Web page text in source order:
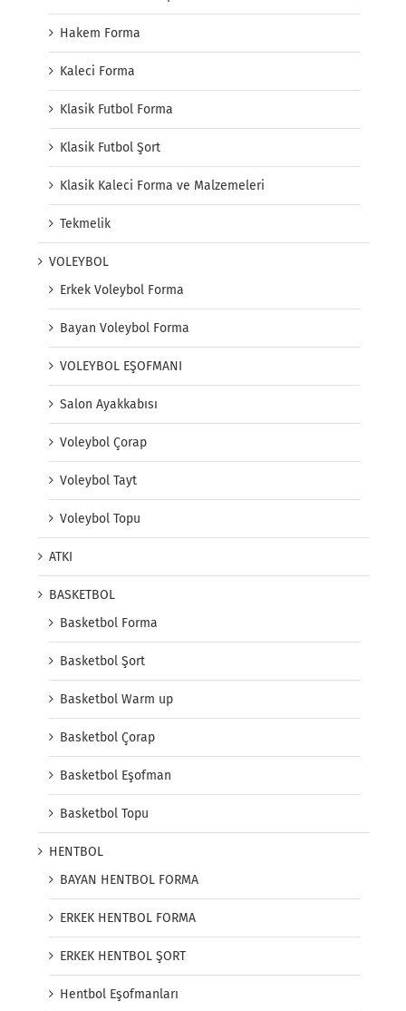
Hakem Forma
Kaleci Forma
Klasik Futbol Forma
Klasik Futbol Şort
Klasik Kaleci Forma ve Malzemeleri
Tekmelik
VOLEYBOL
Erkek Voleybol Forma
Bayan Voleybol Forma
VOLEYBOL EŞOFMANI
Salon Ayakkabısı
Voleybol Çorap
Voleybol Tayt
Voleybol Topu
ATKI
BASKETBOL
Basketbol Forma
Basketbol Şort
Basketbol Warm up
Basketbol Çorap
Basketbol Eşofman
Basketbol Topu
HENTBOL
BAYAN HENTBOL FORMA
ERKEK HENTBOL FORMA
ERKEK HENTBOL ŞORT
Hentbol Eşofmanları